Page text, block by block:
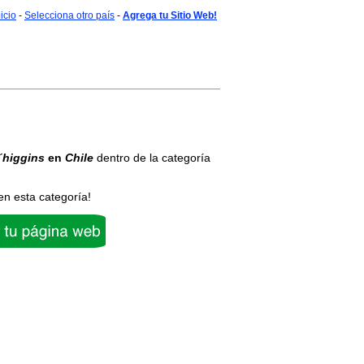
- Selecciona otro país - Agrega tu Sitio Web!
en Chile dentro de la categoría
esta categoría!